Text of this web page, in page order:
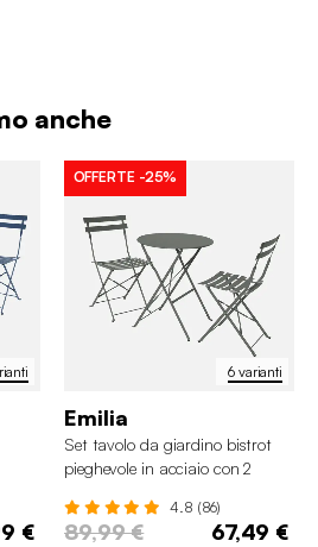
anche
€
6 varianti
OFFERTE -25%
Emilia
Set tavolo da giardino bistrot
pieghevole in acciaio con 2
4.8 (86)
89,99 € 67,49 €